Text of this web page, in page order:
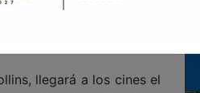
otros, ha conquistado
miles de millones de
llegará a los cines el